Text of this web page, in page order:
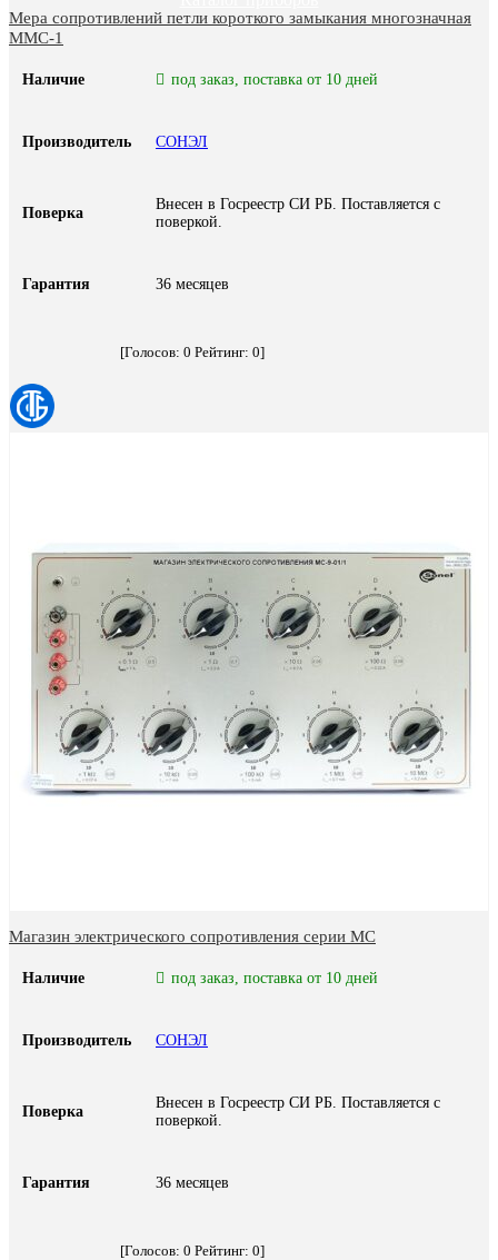
Мера сопротивлений петли короткого замыкания многозначная
MMC-1
Наличие под заказ, поставка от 10 дней
Производитель СОНЭЛ
Поверка
Внесен в Госреестр СИ РБ. Поставляется с
поверкой.
Гарантия 36 месяцев
[Голосов: 0 Рейтинг: 0]
Магазин электрического сопротивления серии MC
Наличие под заказ, поставка от 10 дней
Производитель СОНЭЛ
Поверка
Внесен в Госреестр СИ РБ. Поставляется с
поверкой.
Гарантия 36 месяцев
[Голосов: 0 Рейтинг: 0]